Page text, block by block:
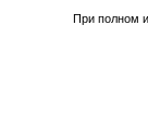
При полном